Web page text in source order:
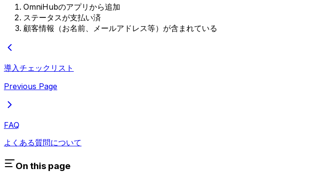
OmniHubのアプリから追加
ステータスが支払い済
顧客情報（お名前、メールアドレス等）が含まれている
導入チェックリスト
Previous Page
FAQ
よくある質問について
On this page